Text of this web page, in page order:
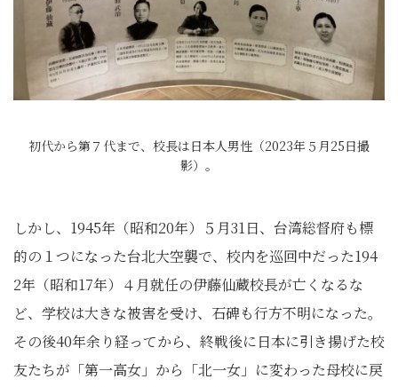
初代から第７代まで、校長は日本人男性（2023年５月25日撮
影）。
しかし、1945年（昭和20年）５月31日、台湾総督府も標
的の１つになった台北大空襲で、校内を巡回中だった194
2年（昭和17年）４月就任の伊藤仙蔵校長が亡くなるな
ど、学校は大きな被害を受け、石碑も行方不明になった。
その後40年余り経ってから、終戦後に日本に引き揚げた校
友たちが「第一高女」から「北一女」に変わった母校に戻